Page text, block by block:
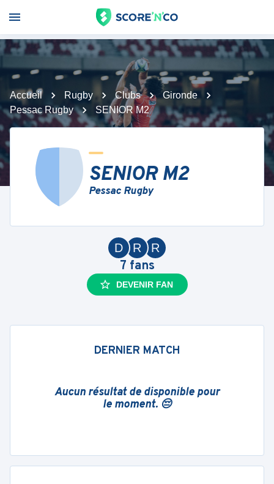
Accueil Rugby Clubs
Gironde
Pessac Rugby
SENIOR M2
SENIOR M2
Pessac Rugby
R
R
D
7 fans
DEVENIR FAN
DERNIER MATCH
Aucun résultat de disponible pour
le moment. 😔